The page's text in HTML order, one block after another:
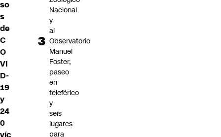
so
s
de
C
O
VI
D-
19
y
24
0
Nacional
y
al
Observatorio
Manuel
Foster,
paseo
en
teleférico
y
seis
lugares
para